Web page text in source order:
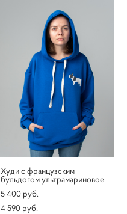
Худи с французским
бульдогом ультрамариновое
5 400 pуб.
4 590 pуб.